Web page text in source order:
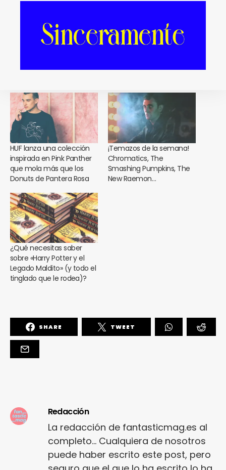
Facebook Twitter Print E-mail
HUF lanza una colección
inspirada en Pink Panther
que mola más que los
Donuts de Pantera Rosa
¡Temazos de la semana!
Chromatics, The
Smashing Pumpkins, The
New Raemon…
¿Qué necesitas saber
sobre «Harry Potter y el
Legado Maldito» (y todo el
tinglado que le rodea)?
SHARE TWEET
Redacción
La redacción de fantasticmag.es al
completo... Cualquiera de nosotros
puede haber escrito este post, pero